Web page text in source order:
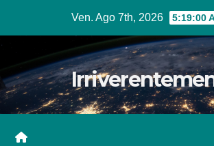
Ven. Ago 7th, 2026 5:19:02